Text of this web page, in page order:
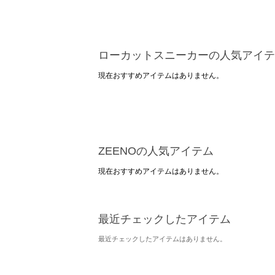
ローカットスニーカーの人気アイ
現在おすすめアイテムはありません。
ZEENOの人気アイテム
現在おすすめアイテムはありません。
最近チェックしたアイテム
最近チェックしたアイテムはありません。